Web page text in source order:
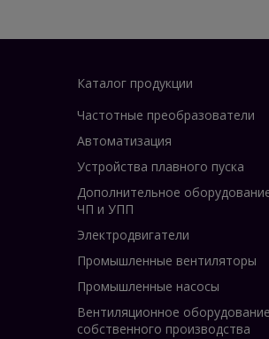
Каталог продукции
Частотные преобразователи
Автоматизация
Устройства плавного пуска
Дополнительное
ЧП и УПП
Электродвигатели
Промышленные вентиляторы
Промышленные насосы
Вентиляционное оборудование
собственного производства